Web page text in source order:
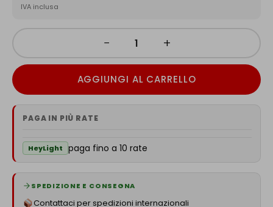
IVA inclusa
− +
AGGIUNGI AL CARRELLO
PAGA IN PIÙ RATE
HeyLight paga fino a 10 rate
SPEDIZIONE E CONSEGNA
Contattaci per spedizioni internazionali